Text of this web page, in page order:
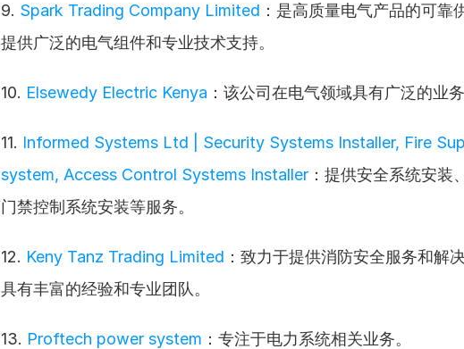
9. Spark Trading Company Limited ：是高质量电气产品的可靠
提供广泛的电气组件和专业技术支持。
10. Elsewedy Electric Kenya ：该公司在电气领域具有广泛的业
11. Informed Systems Ltd | Security Systems Installer, Fire
system, Access Control Systems Installer ：提供安全系统安装
门禁控制系统安装等服务。
12. Keny Tanz Trading Limited ：致力于提供消防安全服务和解
具有丰富的经验和专业团队。
13. Proftech power system ：专注于电力系统相关业务。